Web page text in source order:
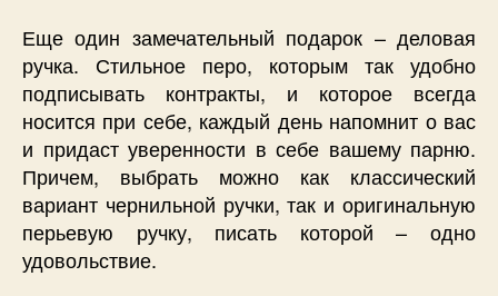
Еще один замечательный подарок – деловая
ручка. Стильное перо, которым так удобно
подписывать контракты, и которое всегда
носится при себе, каждый день напомнит о вас
и придаст уверенности в себе вашему парню.
Причем, выбрать можно как классический
вариант чернильной ручки, так и оригинальную
перьевую ручку, писать которой – одно
удовольствие.